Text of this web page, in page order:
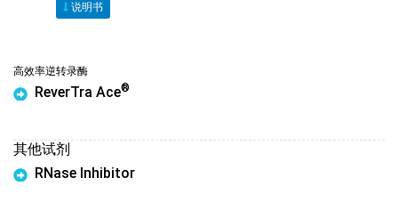
说明书
高效率逆转录酶
ReverTra Ace®
其他试剂
RNase Inhibitor